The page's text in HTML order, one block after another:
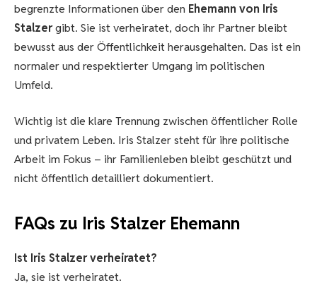
begrenzte Informationen über den Ehemann von Iris
Stalzergibt. Sie ist verheiratet, doch ihr Partner bleibt
bewusst aus der Öffentlichkeit herausgehalten. Das ist ein
normaler und respektierter Umgang im politischen
Umfeld.
Wichtig ist die klare Trennung zwischen öffentlicher Rolle
und privatem Leben. Iris Stalzer steht für ihre politische
Arbeit im Fokus – ihr Familienleben bleibt geschützt und
nicht öffentlich detailliert dokumentiert.
FAQs zu Iris Stalzer Ehemann
Ist Iris Stalzer verheiratet?
Ja, sie ist verheiratet.